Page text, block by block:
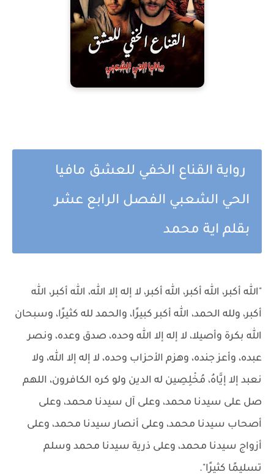
رواية القناع الخفي للعشق مافيا
الحي الشعبي الفصل الرابع عشر
بقلم اية محمد
"الله أكبر، الله أكبر، الله أكبر، لا إله إلا الله، الله أكبر، الله
أكبر، ولله الحمد، الله أكبر كبيرًا، والحمد لله كثيرًا، وسبحان
الله بكرة وأصيلا، لا إله إلا الله وحده، صدق وعده، ونصر
عبده، وأعز جنده، وهزم الأحزاب وحده، لا إله إلا الله، ولا
نعبد إلا إيَّاهُ، مُخْلِصِين له الدين ولو كره الكافرون، اللهم
صل على سيدنا محمد، وعلى آل سيدنا محمد، وعلى
أصحاب سيدنا محمد، وعلى أنصار سيدنا محمد، وعلى
أزواج سيدنا محمد، وعلى ذرية سيدنا محمد وسلم
تسليمًا كثيرًا".